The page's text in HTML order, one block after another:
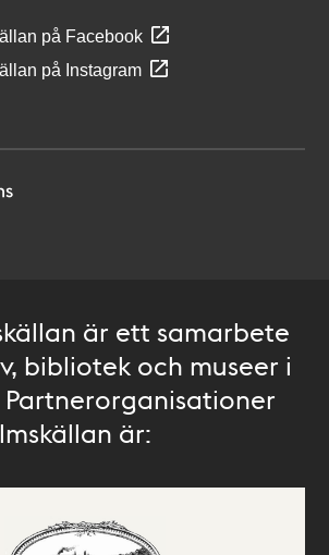
på Facebook
på Instagram
är ett samarbete
bibliotek och museer i
Partnerorganisationer
är: